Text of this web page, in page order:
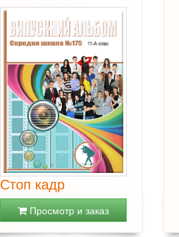
Стоп кадр
Просмотр и заказ